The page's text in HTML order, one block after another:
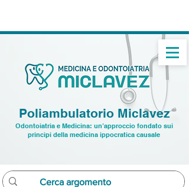
Poliambulatorio Miclavez
Odontoiatria e Medicina: un’approccio fondato sui
principi della medicina ippocratica causale